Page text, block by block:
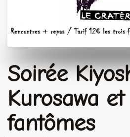
Soirée
Kurosawa
fantômes